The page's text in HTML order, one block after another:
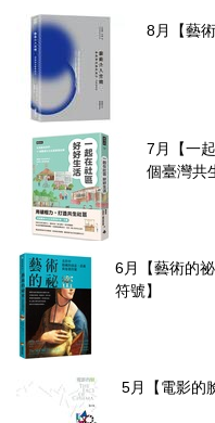
8月【藝
7月【一
個臺灣共
6月【藝術的
符號】
5月【電影的